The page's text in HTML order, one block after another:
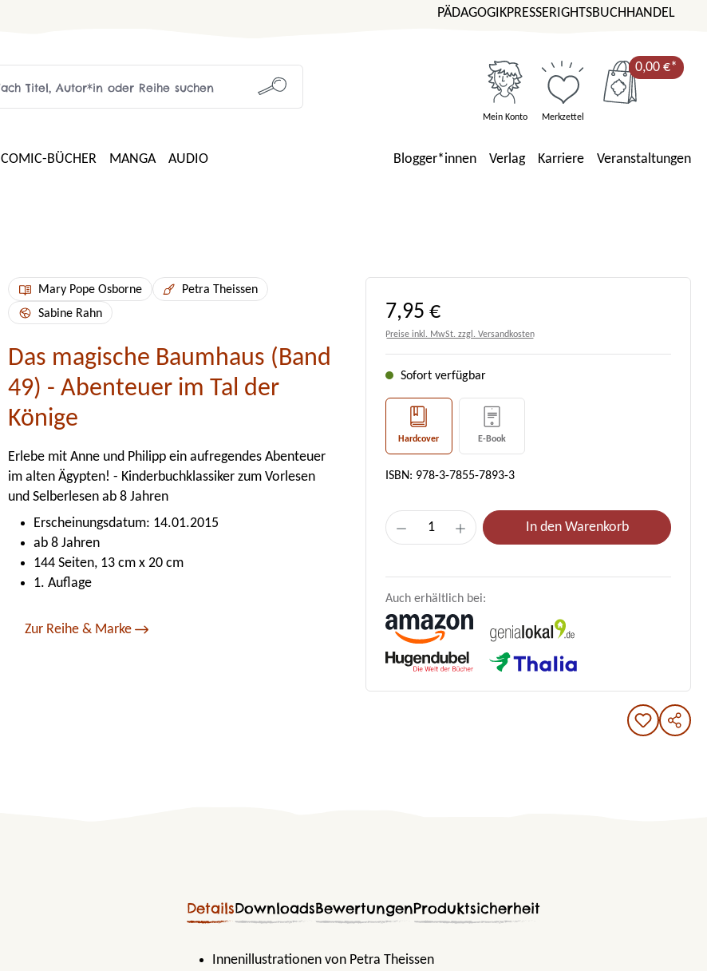
PÄDAGOGIKPRESSERIGHTSBUCHHANDEL
Mein Konto Merkzettel
0,00 €*
COMIC-BÜCHER MANGA AUDIO Blogger*innen Verlag Karriere Veranstaltungen
Mary Pope Osborne
Petra Theissen
Sabine Rahn
Das magische Baumhaus (Band
49) - Abenteuer im Tal der
Könige
Erlebe mit Anne und Philipp ein aufregendes Abenteuer
im alten Ägypten! - Kinderbuchklassiker zum Vorlesen
und Selberlesen ab 8 Jahren
Erscheinungsdatum: 14.01.2015
ab 8 Jahren
144 Seiten, 13 cm x 20 cm
1. Auflage
Zur Reihe & Marke
Regulärer Preis:
7,95 €
Preise inkl. MwSt. zzgl. Versandkosten
Sofort verfügbar
Hardcover E-Book
ISBN: 978-3-7855-7893-3
Produkt Anzahl: Gib den gewünschten
In den Warenkorb
Auch erhältlich bei:
DetailsDownloadsBewertungenProduktsicherheit
Innenillustrationen von Petra Theissen